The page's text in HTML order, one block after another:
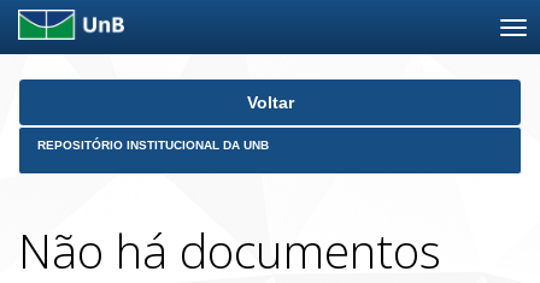
Skip
Voltar
REPOSITÓRIO INSTITUCIONAL DA UNB
Não há documentos